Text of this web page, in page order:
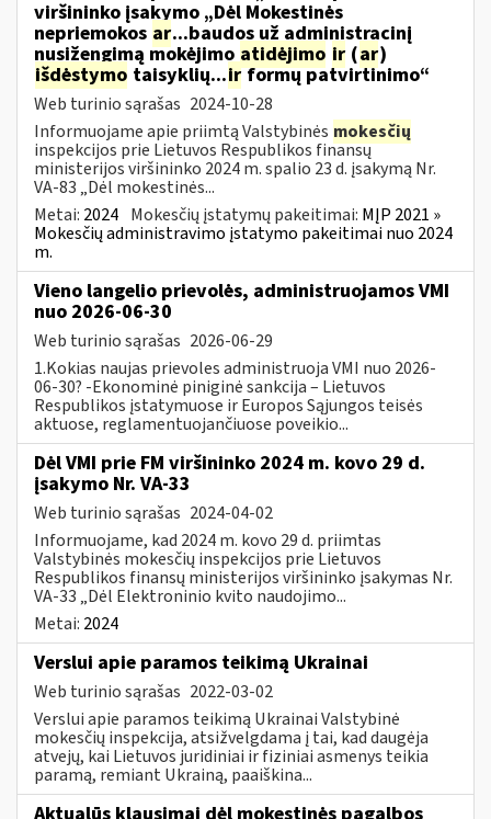
viršininko įsakymo „Dėl Mokestinės
nepriemokos ar...baudos už administracinį
nusižengimą mokėjimo atidėjimo ir (ar)
išdėstymo taisyklių...irformų patvirtinimo“
Web turinio sąrašas 2024-10-28
Informuojame apie priimtą Valstybinės mokesčių
inspekcijos prie Lietuvos Respublikos finansų
ministerijos viršininko 2024 m. spalio 23 d. įsakymą Nr.
VA-83 „Dėl mokestinės...
Metai: 2024 Mokesčių įstatymų pakeitimai: MĮP 2021 »
Mokesčių administravimo įstatymo pakeitimai nuo 2024
m.
Vieno langelio prievolės, administruojamos VMI
nuo 2026-06-30
Web turinio sąrašas 2026-06-29
1.Kokias naujas prievoles administruoja VMI nuo 2026-
06-30? -Ekonominė piniginė sankcija – Lietuvos
Respublikos įstatymuose ir Europos Sąjungos teisės
aktuose, reglamentuojančiuose poveikio...
Dėl VMI prie FM viršininko 2024 m. kovo 29 d.
įsakymo Nr. VA-33
Web turinio sąrašas 2024-04-02
Informuojame, kad 2024 m. kovo 29 d. priimtas
Valstybinės mokesčių inspekcijos prie Lietuvos
Respublikos finansų ministerijos viršininko įsakymas Nr.
VA-33 „Dėl Elektroninio kvito naudojimo...
Metai: 2024
Verslui apie paramos teikimą Ukrainai
Web turinio sąrašas 2022-03-02
Verslui apie paramos teikimą Ukrainai Valstybinė
mokesčių inspekcija, atsižvelgdama į tai, kad daugėja
atvejų, kai Lietuvos juridiniai ir fiziniai asmenys teikia
paramą, remiant Ukrainą, paaiškina...
Aktualūs klausimai dėl mokestinės pagalbos